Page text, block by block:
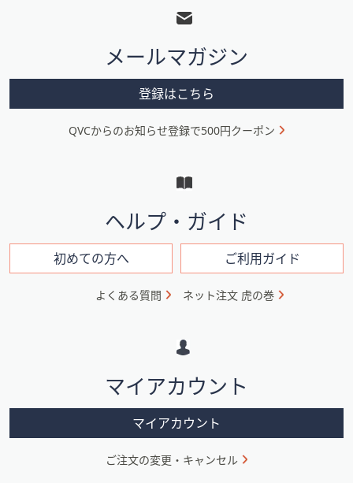
メ
ニ
ン
ン
メールマガジン
登録はこちら
QVCからのお知らせ登録で500円クーポン
ヘルプ・ガイド
初めての方へ ご利用ガイド
よくある質問 ネット注文 虎の巻
マイアカウント
マイアカウント
ご注文の変更・キャンセル